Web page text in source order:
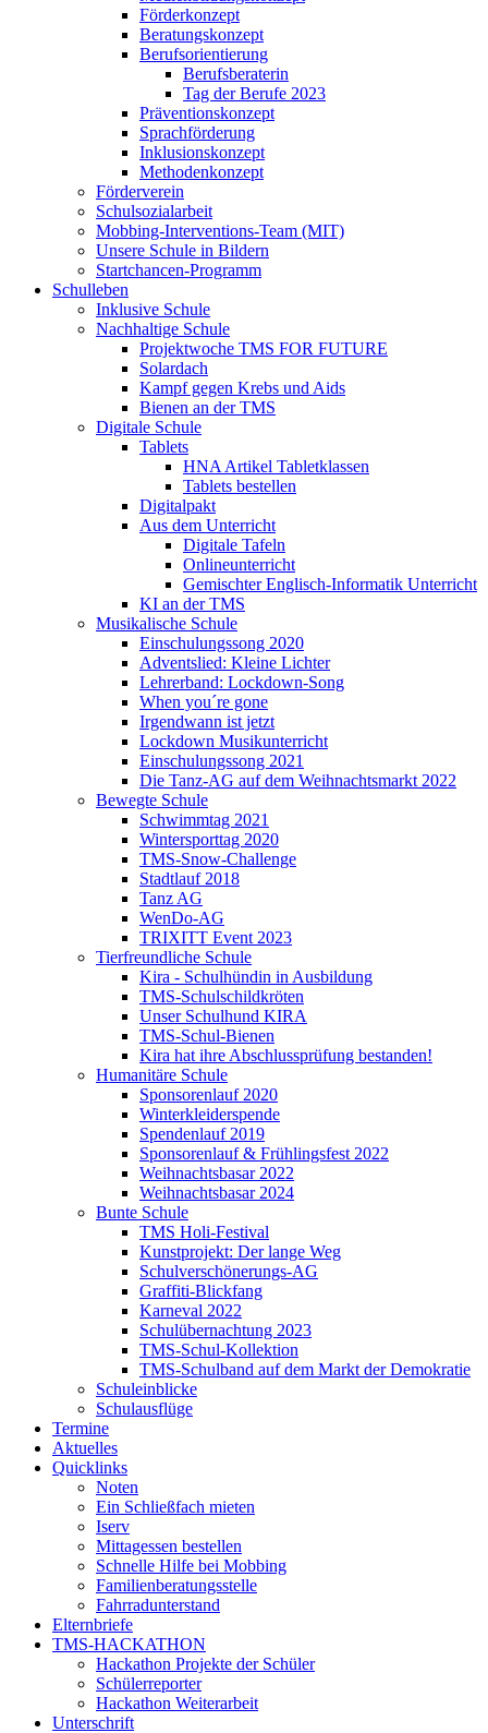
Förderkonzept
Beratungskonzept
Berufsorientierung
Berufsberaterin
Tag der Berufe 2023
Präventionskonzept
Sprachförderung
Inklusionskonzept
Methodenkonzept
Förderverein
Schulsozialarbeit
Mobbing-Interventions-Team (MIT)
Unsere Schule in Bildern
Startchancen-Programm
Schulleben
Inklusive Schule
Nachhaltige Schule
Projektwoche TMS FOR FUTURE
Solardach
Kampf gegen Krebs und Aids
Bienen an der TMS
Digitale Schule
Tablets
HNA Artikel Tabletklassen
Tablets bestellen
Digitalpakt
Aus dem Unterricht
Digitale Tafeln
Onlineunterricht
Gemischter Englisch-Informatik Unterricht
KI an der TMS
Musikalische Schule
Einschulungssong 2020
Adventslied: Kleine Lichter
Lehrerband: Lockdown-Song
When you´re gone
Irgendwann ist jetzt
Lockdown Musikunterricht
Einschulungssong 2021
Die Tanz-AG auf dem Weihnachtsmarkt 2022
Bewegte Schule
Schwimmtag 2021
Wintersporttag 2020
TMS-Snow-Challenge
Stadtlauf 2018
Tanz AG
WenDo-AG
TRIXITT Event 2023
Tierfreundliche Schule
Kira - Schulhündin in Ausbildung
TMS-Schulschildkröten
Unser Schulhund KIRA
TMS-Schul-Bienen
Kira hat ihre Abschlussprüfung bestanden!
Humanitäre Schule
Sponsorenlauf 2020
Winterkleiderspende
Spendenlauf 2019
Sponsorenlauf & Frühlingsfest 2022
Weihnachtsbasar 2022
Weihnachtsbasar 2024
Bunte Schule
TMS Holi-Festival
Kunstprojekt: Der lange Weg
Schulverschönerungs-AG
Graffiti-Blickfang
Karneval 2022
Schulübernachtung 2023
TMS-Schul-Kollektion
TMS-Schulband auf dem Markt der Demokratie
Schuleinblicke
Schulausflüge
Termine
Aktuelles
Quicklinks
Noten
Ein Schließfach mieten
Iserv
Mittagessen bestellen
Schnelle Hilfe bei Mobbing
Familienberatungsstelle
Fahrradunterstand
Elternbriefe
TMS-HACKATHON
Hackathon Projekte der Schüler
Schülerreporter
Hackathon Weiterarbeit
Unterschrift